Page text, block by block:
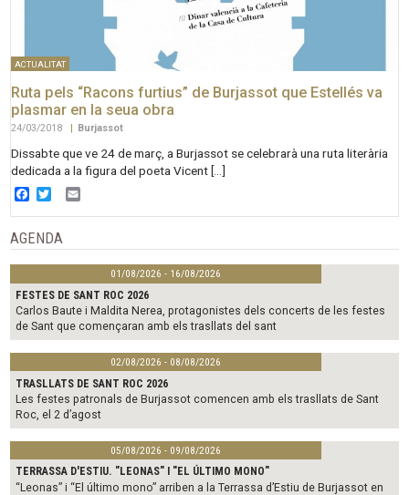
ACTUALITAT
Ruta pels “Racons furtius” de Burjassot que Estellés va
plasmar en la seua obra
24/03/2018 Burjassot
Dissabte que ve 24 de març, a Burjassot se celebrarà una ruta literària
dedicada a la figura del poeta Vicent […]
Facebook
Twitter
AGENDA
01/08/2026 - 16/08/2026
FESTES DE SANT ROC 2026
Carlos Baute i Maldita Nerea, protagonistes dels concerts de les festes
de Sant que començaran amb els trasllats del sant
02/08/2026 - 08/08/2026
TRASLLATS DE SANT ROC 2026
Les festes patronals de Burjassot comencen amb els trasllats de Sant
Roc, el 2 d’agost
05/08/2026 - 09/08/2026
TERRASSA D'ESTIU. "LEONAS" I "EL ÚLTIMO MONO"
“Leonas” i “El último mono” arriben a la Terrassa d’Estiu de Burjassot en